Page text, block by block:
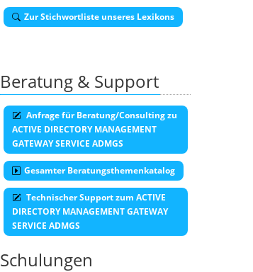
Zur Stichwortliste unseres Lexikons
Beratung & Support
Anfrage für Beratung/Consulting zu
ACTIVE DIRECTORY MANAGEMENT
GATEWAY SERVICE ADMGS
Gesamter Beratungsthemenkatalog
Technischer Support zum ACTIVE
DIRECTORY MANAGEMENT GATEWAY
SERVICE ADMGS
Schulungen